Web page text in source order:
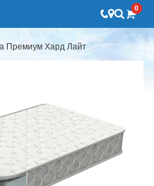
0
Премиум Хард Лайт